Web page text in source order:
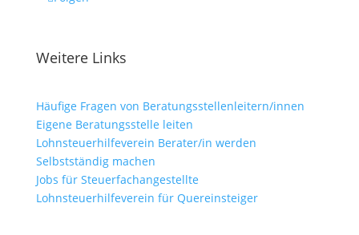
Weitere Links
Häufige Fragen von Beratungsstellenleitern/innen
Eigene Beratungsstelle leiten
Lohnsteuerhilfeverein Berater/in werden
Selbstständig machen
Jobs für Steuerfachangestellte
Lohnsteuerhilfeverein für Quereinsteiger